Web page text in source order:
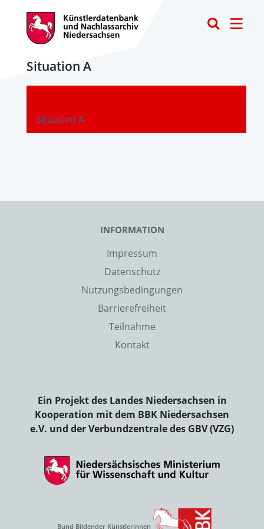
Situation A
Situation A
-
INFORMATION
Impressum
Datenschutz
Nutzungsbedingungen
Barrierefreiheit
Teilnahme
Kontakt
Ein Projekt des Landes Niedersachsen in
Kooperation mit dem BBK Niedersachsen
e.V. und der Verbundzentrale des GBV (VZG)
Bund Bildender Künstlerinnen